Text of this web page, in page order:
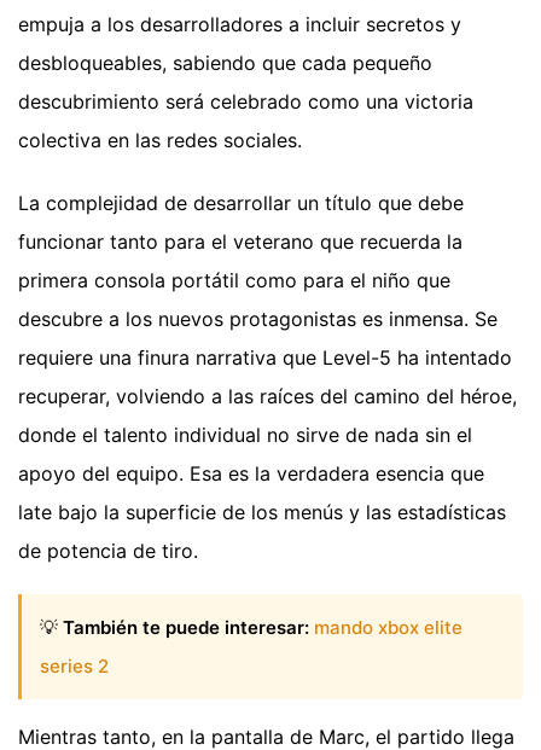
empuja a los desarrolladores a incluir secretos y
desbloqueables, sabiendo que cada pequeño
descubrimiento será celebrado como una victoria
colectiva en las redes sociales.
La complejidad de desarrollar un título que debe
funcionar tanto para el veterano que recuerda la
primera consola portátil como para el niño que
descubre a los nuevos protagonistas es inmensa. Se
requiere una finura narrativa que Level-5 ha intentado
recuperar, volviendo a las raíces del camino del héroe,
donde el talento individual no sirve de nada sin el
apoyo del equipo. Esa es la verdadera esencia que
late bajo la superficie de los menús y las estadísticas
de potencia de tiro.
💡 También te puede interesar: mando xbox elite
series 2
Mientras tanto, en la pantalla de Marc, el partido llega